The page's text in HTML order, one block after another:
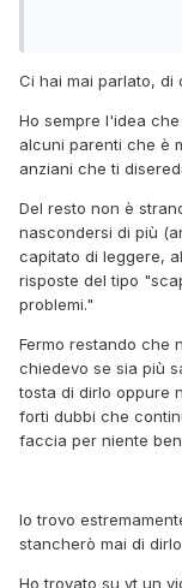
(s)battersi per la
Ci hai mai parlato, di
Ho sempre l'idea
alcuni parenti che è
anziani che ti
Del resto non è
nascondersi di più
capitato di leggere,
risposte del tipo
problemi."
Fermo restando che
chiedevo se sia più
tosta di dirlo oppure
forti dubbi che
faccia per niente
Io trovo
stancherò mai di
Ho trovato su yt un